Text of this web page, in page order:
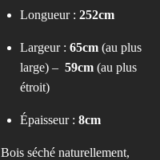
Longueur : 252cm
Largeur : 65cm (au plus
large) – 59cm (au plus
étroit)
Épaisseur : 8cm
Bois séché naturellement,